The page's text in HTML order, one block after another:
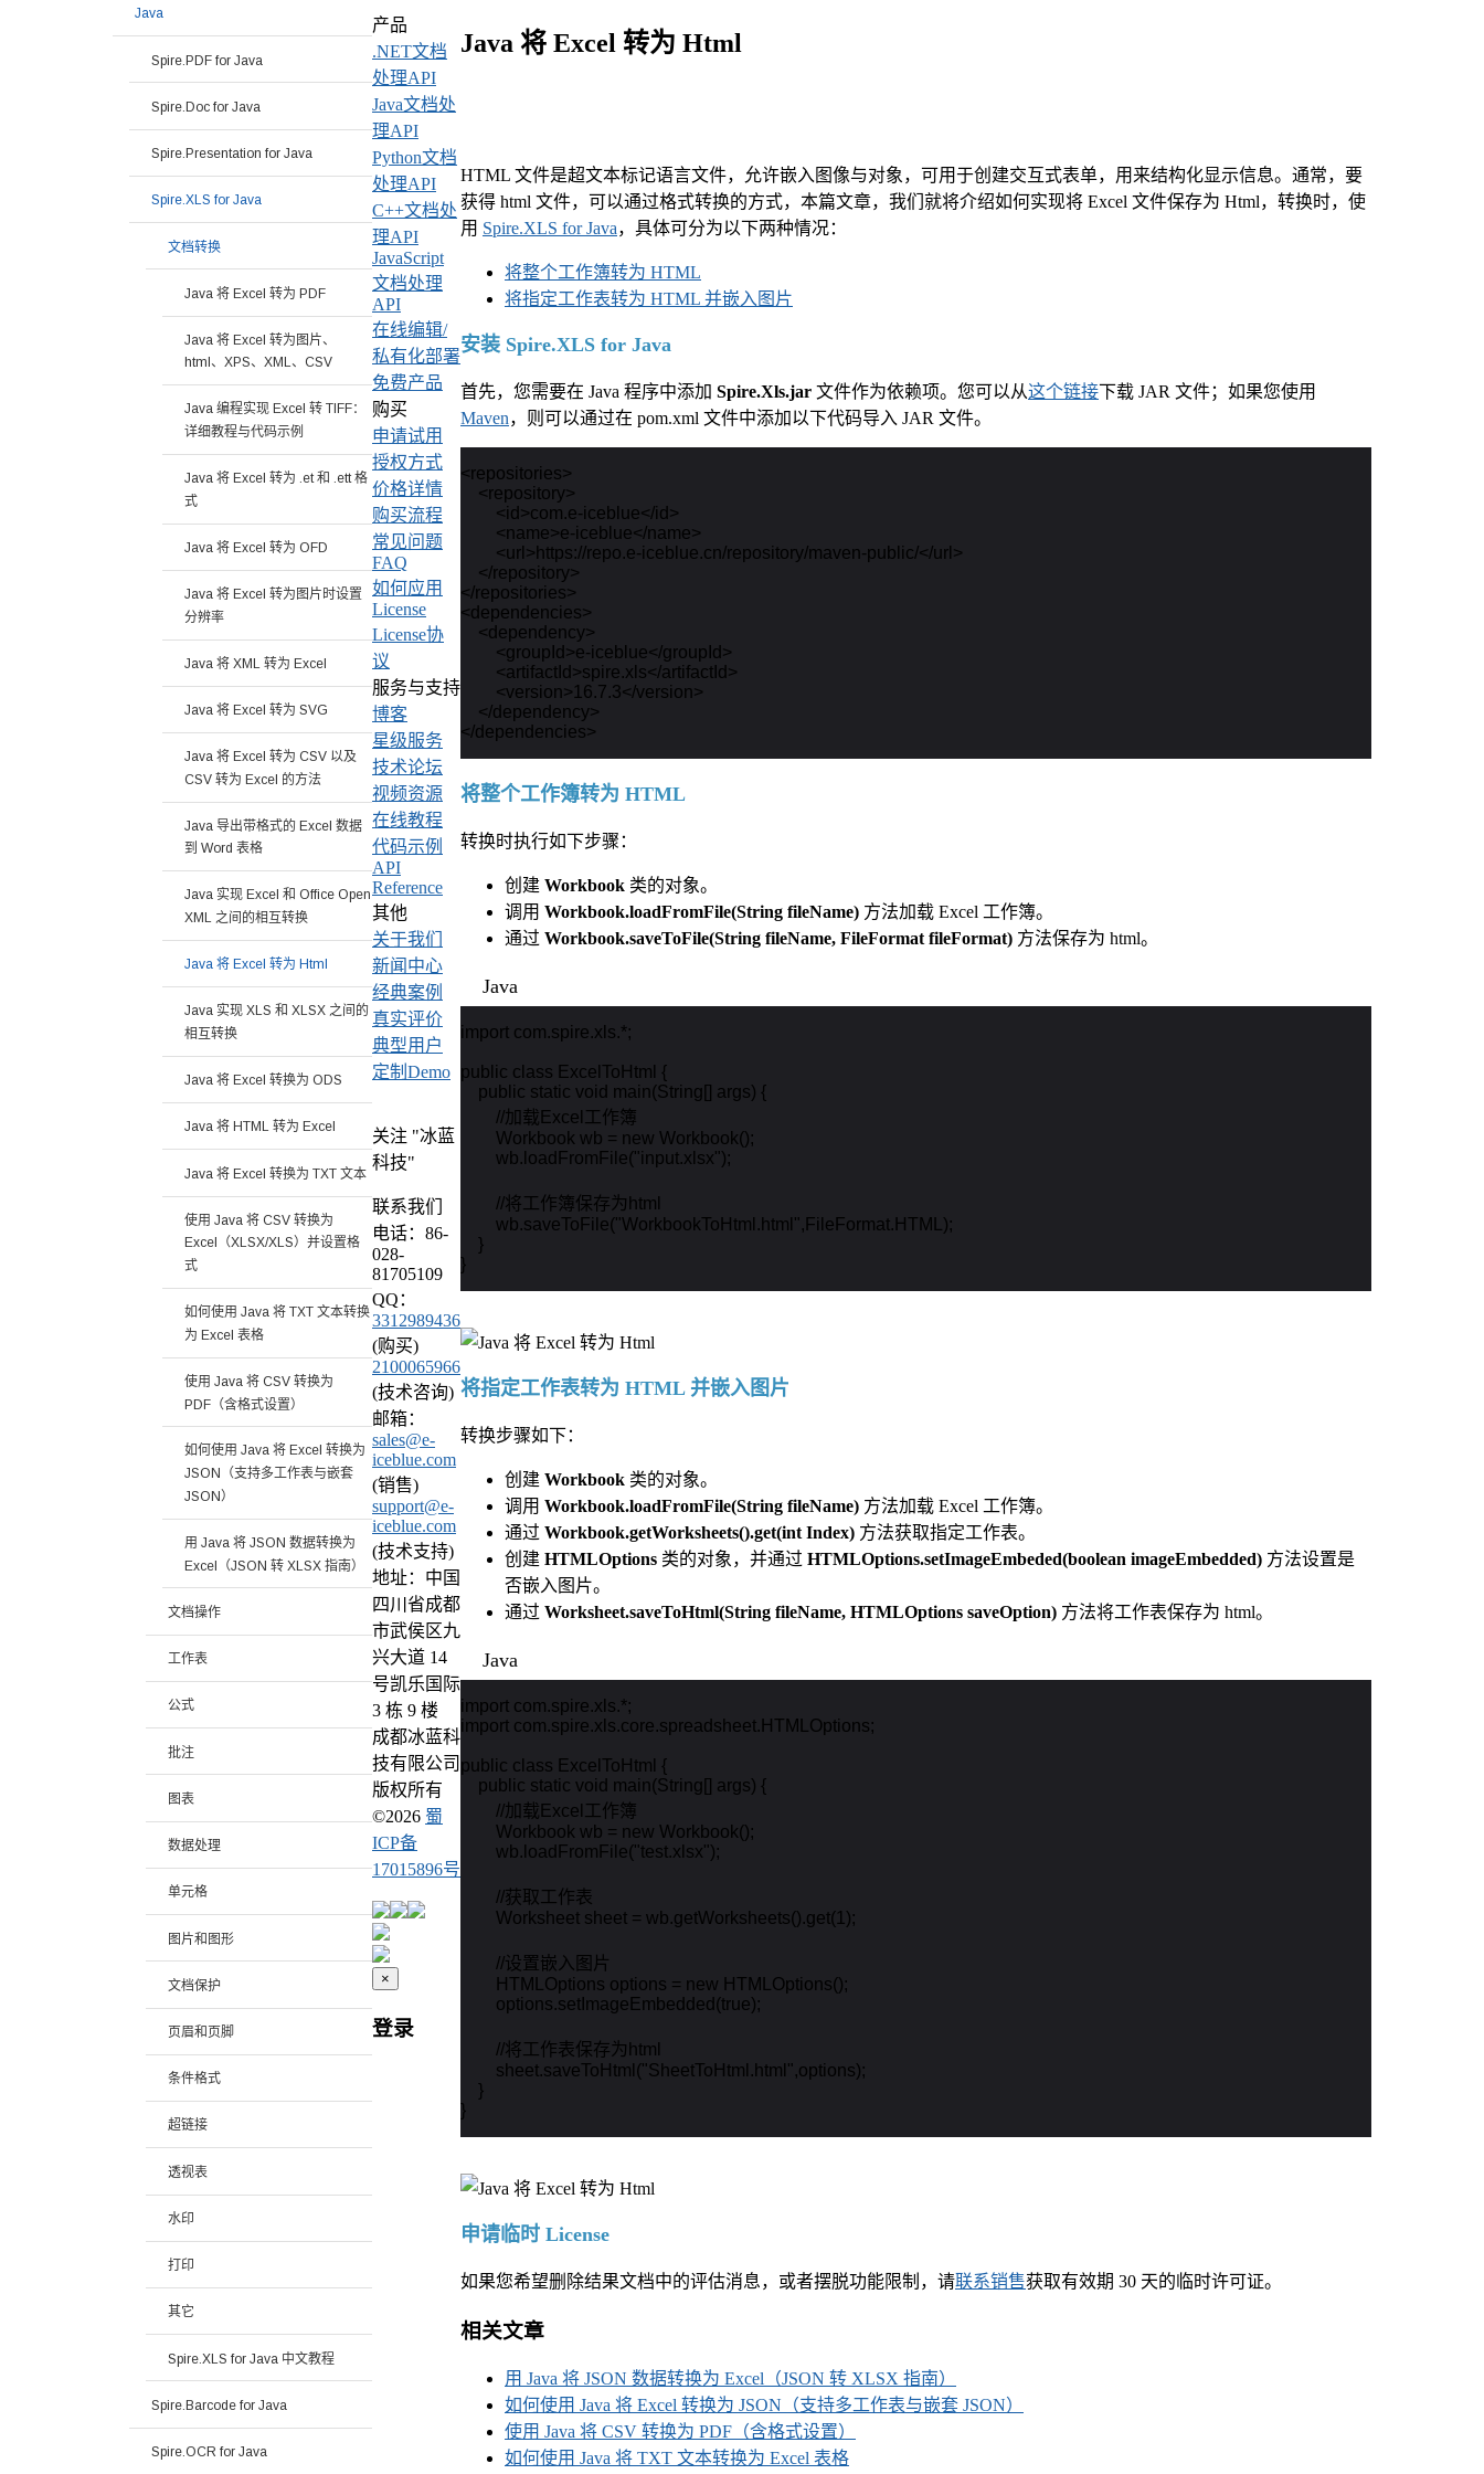
Java 将 Excel 转为 Html
HTML 文件是超文本标记语言文件，允许嵌入图像与对象，可用于创建交互式表单，用来结构化显示信息。通常，要
获得 html 文件，可以通过格式转换的方式，本篇文章，我们就将介绍如何实现将 Excel 文件保存为 Html，转换时，使
用 Spire.XLS for Java，具体可分为以下两种情况：
将整个工作簿转为 HTML
将指定工作表转为 HTML 并嵌入图片
安装 Spire.XLS for Java
首先，您需要在 Java 程序中添加 Spire.Xls.jar 文件作为依赖项。您可以从这个链接下载 JAR 文件；如果您使用
Maven，则可以通过在 pom.xml 文件中添加以下代码导入 JAR 文件。
<repositories>
    <repository>
        <id>com.e-iceblue</id>
        <name>e-iceblue</name>
        <url>https://repo.e-iceblue.cn/repository/maven-public/</url>
    </repository>
</repositories>
<dependencies>
    <dependency>
        <groupId>e-iceblue</groupId>
        <artifactId>spire.xls</artifactId>
        <version>16.7.3</version>
    </dependency>
将整个工作簿转为 HTML
转换时执行如下步骤：
创建 Workbook 类的对象。
调用 Workbook.loadFromFile(String fileName) 方法加载 Excel 工作簿。
通过 Workbook.saveToFile(String fileName, FileFormat fileFormat) 方法保存为 html。
Java
import com.spire.xls.*;
public class ExcelToHtml {
    public static void main(String[] args) {
        //加载Excel工作簿
        Workbook wb = new Workbook();
        wb.loadFromFile("input.xlsx");
        //将工作簿保存为html
        wb.saveToFile("WorkbookToHtml.html",FileFormat.HTML);
    }
}
将指定工作表转为 HTML 并嵌入图片
转换步骤如下：
创建 Workbook 类的对象。
调用 Workbook.loadFromFile(String fileName) 方法加载 Excel 工作簿。
通过 Workbook.getWorksheets().get(int Index) 方法获取指定工作表。
创建 HTMLOptions 类的对象，并通过 HTMLOptions.setImageEmbeded(boolean imageEmbedded) 方法设置是
否嵌入图片。
通过 Worksheet.saveToHtml(String fileName, HTMLOptions saveOption) 方法将工作表保存为 html。
Java
import com.spire.xls.*;
import com.spire.xls.core.spreadsheet.HTMLOptions;
public class ExcelToHtml {
    public static void main(String[] args) {
        //加载Excel工作簿
        Workbook wb = new Workbook();
        wb.loadFromFile("test.xlsx");
        //获取工作表
        Worksheet sheet = wb.getWorksheets().get(1);
        //设置嵌入图片
        HTMLOptions options = new HTMLOptions();
        options.setImageEmbedded(true);
        //将工作表保存为html
        sheet.saveToHtml("SheetToHtml.html",options);
    }
}
申请临时 License
如果您希望删除结果文档中的评估消息，或者摆脱功能限制，请联系销售获取有效期 30 天的临时许可证。
相关文章
用 Java 将 JSON 数据转换为 Excel（JSON 转 XLSX 指南）
如何使用 Java 将 Excel 转换为 JSON（支持多工作表与嵌套 JSON）
使用 Java 将 CSV 转换为 PDF（含格式设置）
如何使用 Java 将 TXT 文本转换为 Excel 表格
Java
Spire.PDF for Java
Spire.Doc for Java
Spire.Presentation for Java
Spire.XLS for Java
文档转换
Java 将 Excel 转为 PDF
Java 将 Excel 转为图片、
html、XPS、XML、CSV
Java 编程实现 Excel 转 TIFF：
详细教程与代码示例
Java 将 Excel 转为 .et 和 .ett 格
式
Java 将 Excel 转为 OFD
Java 将 Excel 转为图片时设置
分辨率
Java 将 XML 转为 Excel
Java 将 Excel 转为 SVG
Java 将 Excel 转为 CSV 以及
CSV 转为 Excel 的方法
Java 导出带格式的 Excel 数据
到 Word 表格
Java 实现 Excel 和 Office Open
XML 之间的相互转换
Java 将 Excel 转为 Html
Java 实现 XLS 和 XLSX 之间的
相互转换
Java 将 Excel 转换为 ODS
Java 将 HTML 转为 Excel
Java 将 Excel 转换为 TXT 文本
使用 Java 将 CSV 转换为
Excel（XLSX/XLS）并设置格
式
如何使用 Java 将 TXT 文本转换
为 Excel 表格
使用 Java 将 CSV 转换为
PDF（含格式设置）
如何使用 Java 将 Excel 转换为
JSON（支持多工作表与嵌套
JSON）
用 Java 将 JSON 数据转换为
Excel（JSON 转 XLSX 指南）
文档操作
工作表
公式
批注
图表
数据处理
单元格
图片和图形
文档保护
页眉和页脚
条件格式
超链接
透视表
水印
打印
其它
Spire.XLS for Java 中文教程
Spire.Barcode for Java
Spire.OCR for Java
产品
.NET文档
处理API
Java文档处
理API
Python文档
处理API
C++文档处
理API
JavaScript
文档处理
API
在线编辑/
私有化部署
免费产品
购买
申请试用
授权方式
价格详情
购买流程
常见问题
FAQ
如何应用
License
License协
议
服务与支持
博客
星级服务
技术论坛
视频资源
在线教程
代码示例
API
Reference
其他
关于我们
新闻中心
经典案例
真实评价
典型用户
定制Demo
关注 "冰蓝
科技"
联系我们
电话：86-
028-
81705109
QQ：
3312989436
(购买)
2100065966
(技术咨询)
邮箱：
sales@e-
iceblue.com
(销售)
support@e-
iceblue.com
(技术支持)
地址：中国
四川省成都
市武侯区九
兴大道 14
号凯乐国际
3 栋 9 楼
成都冰蓝科
技有限公司
版权所有
©2026 蜀
ICP备
17015896号
×
登录